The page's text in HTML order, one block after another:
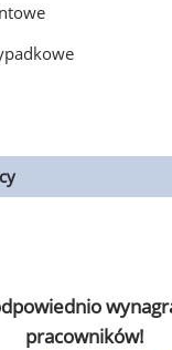
pracowników!